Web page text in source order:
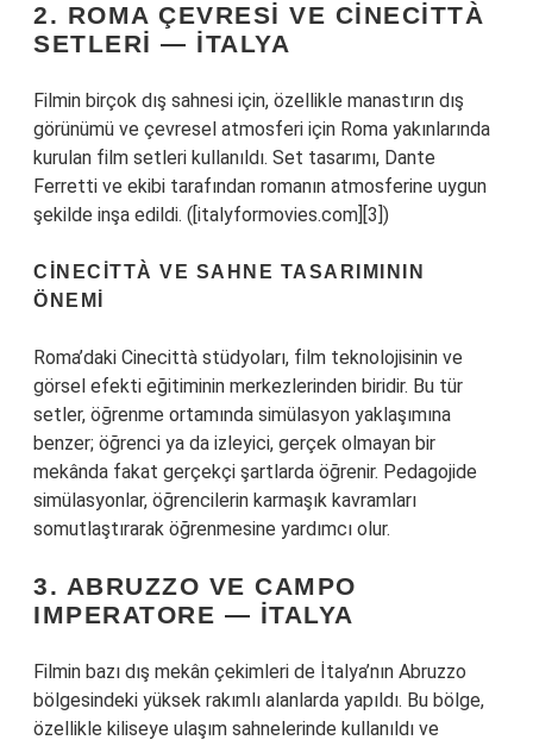
2. ROMA ÇEVRESI VE CINECITTÀ
SETLERI — İTALYA
Filmin birçok dış sahnesi için, özellikle manastırın dış
görünümü ve çevresel atmosferi için Roma yakınlarında
kurulan film setleri kullanıldı. Set tasarımı, Dante
Ferretti ve ekibi tarafından romanın atmosferine uygun
şekilde inşa edildi. ([italyformovies.com][3])
CINECITTÀ VE SAHNE TASARIMININ
ÖNEMI
Roma’daki Cinecittà stüdyoları, film teknolojisinin ve
görsel efekti eğitiminin merkezlerinden biridir. Bu tür
setler, öğrenme ortamında simülasyon yaklaşımına
benzer; öğrenci ya da izleyici, gerçek olmayan bir
mekânda fakat gerçekçi şartlarda öğrenir. Pedagojide
simülasyonlar, öğrencilerin karmaşık kavramları
somutlaştırarak öğrenmesine yardımcı olur.
3. ABRUZZO VE CAMPO
IMPERATORE — İTALYA
Filmin bazı dış mekân çekimleri de İtalya’nın Abruzzo
bölgesindeki yüksek rakımlı alanlarda yapıldı. Bu bölge,
özellikle kiliseye ulaşım sahnelerinde kullanıldı ve